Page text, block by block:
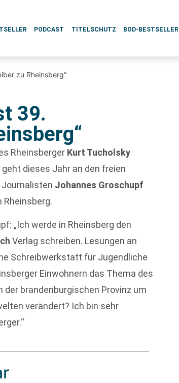
PODCAST TITELSCHUTZ BOD-BESTSELLER
zu Rheinsberg“
39.
Rheinsberger Kurt Tucholsky
geht dieses Jahr an den freien
Journalisten Johannes Groschupf
Rheinsberg.
„Ich werde in Rheinsberg den
Verlag schreiben. Lesungen an
Schreibwerkstatt für Jugendliche
Einwohnern das Thema des
der brandenburgischen Provinz um
verändert? Ich bin sehr